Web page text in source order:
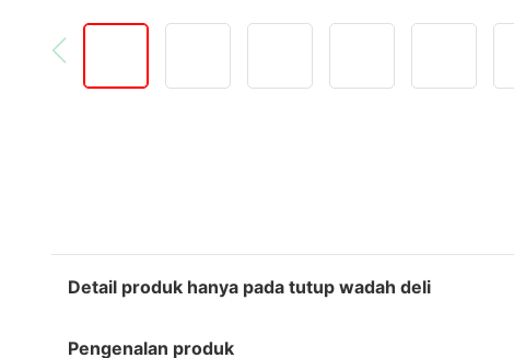
Detail produk hanya pada tutup wadah deli
Pengenalan produk